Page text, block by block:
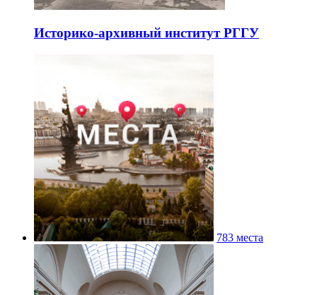
Историко-архивный институт РГГУ
783 места